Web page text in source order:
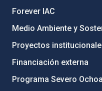
Forever IAC
Medio Ambiente y
Proyectos
Financiación externa
Programa Severo Ochoa